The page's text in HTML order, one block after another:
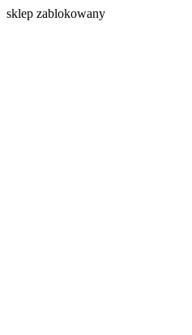
sklep zablokowany